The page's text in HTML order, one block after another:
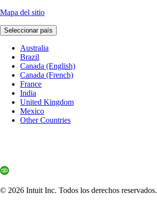
Mapa del sitio
Seleccionar país
Australia
Brazil
Canada (English)
Canada (French)
France
India
United Kingdom
Mexico
Other Countries
© 2026 Intuit Inc. Todos los derechos reservados.